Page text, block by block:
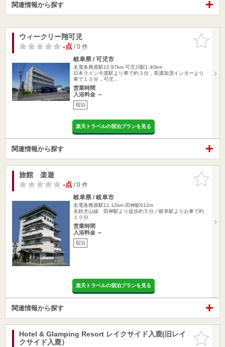
関連情報から探す
お気に入
りに追加
ウィークリー翔可児
-点/ 0 件
岐阜県 / 可児市
名電各務原駅10.97km 可児川駅1.40km
日本ライン今渡駅より車で約３分，美濃加茂インターより
車で１０分，可児…
営業時間
入浴料金 ～
宿泊
楽天トラベルの宿泊プランを見る
関連情報から探す
お気に入
りに追加
旅館 楽遊
-点/ 0 件
岐阜県 / 岐阜市
名電各務原駅11.12km 田神駅612m
名鉄犬山線 田神駅より徒歩約５分／岐阜駅よりお車で約
１０分
営業時間
入浴料金 ～
宿泊
楽天トラベルの宿泊プランを見る
関連情報から探す
お気に入
りに追加
Hotel & Glamping Resort レイクサイド入鹿(旧レイ
クサイド入鹿）